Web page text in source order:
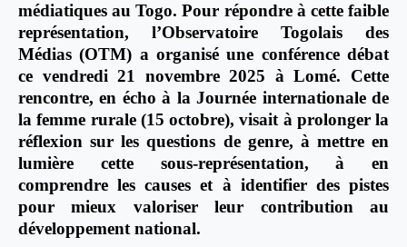
médiatiques au Togo.Pour répondre à cette faible
représentation, l’Observatoire Togolais des
Médias (OTM) a organisé une conférence débat
ce vendredi 21 novembre 2025 à Lomé. Cette
rencontre, en écho à la Journée internationale de
la femme rurale (15 octobre), visait à prolonger la
réflexion sur les questions de genre, à mettre en
lumière cette sous-représentation, à en
comprendre les causes et à identifier des pistes
pour mieux valoriser leur contribution au
développement national.